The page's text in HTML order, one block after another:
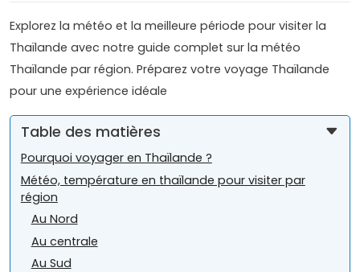
Explorez la météo et la meilleure période pour visiter la
Thaïlande avec notre guide complet sur la météo
Thaïlande par région. Préparez votre voyage Thaïlande
pour une expérience idéale
Table des matières
Pourquoi voyager en Thaïlande ?
Météo, température en thaïlande pour visiter par
région
Au Nord
Au centrale
Au Sud